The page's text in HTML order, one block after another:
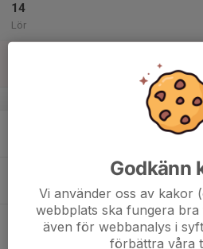
14
Lör
v.47
Godkänn
Vi använder oss av kakor
webbplats ska fungera bra
även för webbanalys i
förbättra våra